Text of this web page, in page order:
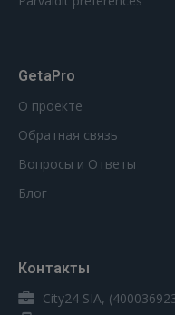
GetaPro
О проекте
Обратная связь
Вопросы и Ответы
Блог
Контакты
City24 SIA,